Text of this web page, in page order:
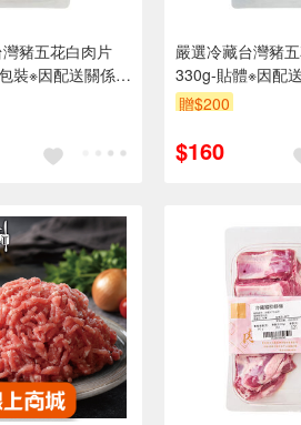
豬五花白肉片
裝※因配送關係實
2-3天
嚴選冷藏台灣豬
330g-貼體※因配
貨效期約2-3天
贈$200
$160